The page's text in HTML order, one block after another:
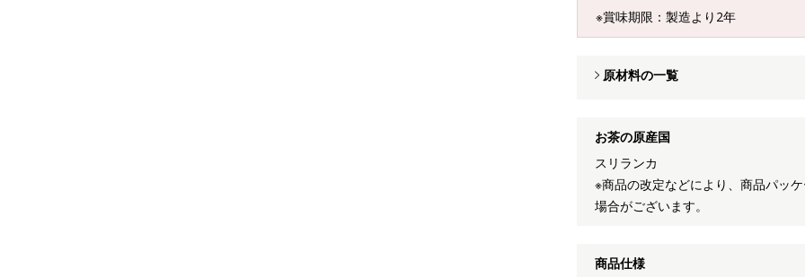
※賞味期限：製造より2年
原材料の一覧
お茶の原産国
スリランカ
※商品の改定などにより、商品パッ
場合がございます。
商品仕様